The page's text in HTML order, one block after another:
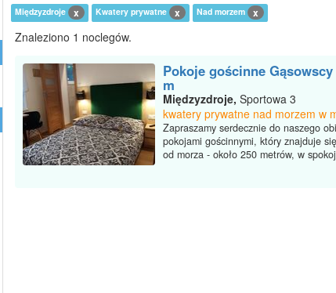
Międzyzdroje x Kwatery prywatne x Nad morzem x
Znaleziono 1 noclegów.
Pokoje gościnne
m
Międzyzdroje, Sportowa 3
kwatery prywatne nad morzem w
Zapraszamy serdecznie do naszego
pokojami gościnnymi, który znajduje
od morza - około 250 metrów, w